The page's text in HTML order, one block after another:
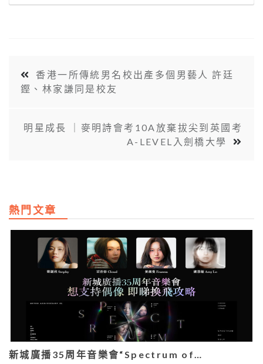
香港一所傳統男名校出產多個男藝人 許廷
鏗、林家謙同是校友
明星成長 ｜麥明詩會考10A放棄拔尖到英國考
A-LEVEL入劍橋大學
熱門文章
新城廣播35周年音樂會“Spectrum of…